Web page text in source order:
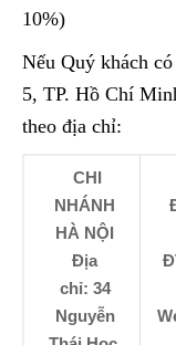
10%)
Nếu Quý khách
5, TP. Hồ Chí
theo địa chỉ:
CHI
NHÁNH
HÀ NỘI
Địa
chỉ: 34
Nguyễn